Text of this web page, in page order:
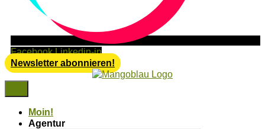
Facebook Linkedin-in
Newsletter abonnieren!
Moin!
Agentur